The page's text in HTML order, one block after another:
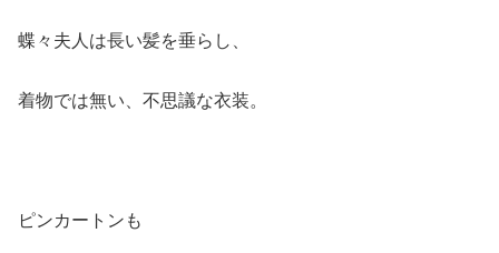
蝶々夫人は長い髪を垂らし、
着物では無い、不思議な衣装。
ピンカートンも